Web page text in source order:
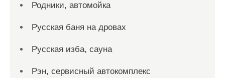
Родники, автомойка
Русская баня на дровах
Русская изба, сауна
Рэн, сервисный автокомплекс